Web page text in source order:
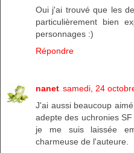
Oui j'ai trouvé que les
particulièrement bien
personnages :)
Répondre
nanet samedi, 24
J'ai aussi beaucoup
adepte des uchronies
je me suis laissée
charmeuse de l'auteure.